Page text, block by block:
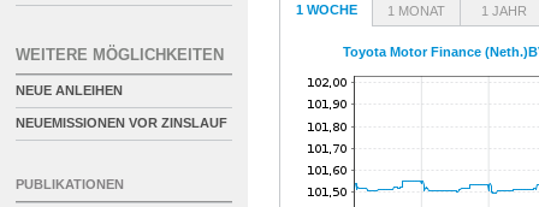
1 WOCHE 1 MONAT 1 JAHR
Toyota Motor Finance
WEITERE MÖGLICHKEITEN
NEUE ANLEIHEN
NEUEMISSIONEN VOR ZINSLAUF
PUBLIKATIONEN